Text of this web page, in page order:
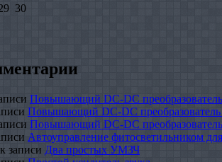
30
Повышающий DC-DC
Повышающий DC-DC
Повышающий DC-DC
Автоуправление фитосветильником
к записи Два простых УМЗЧ